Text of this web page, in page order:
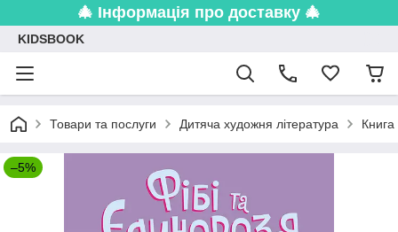
🎄 Інформація про доставку 🎄
KIDSBOOK
Товари та послуги Дитяча художня література
–5%